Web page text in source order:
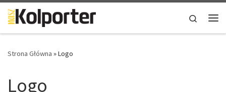
Skip to content
Search
Strona Główna »Logo
Logo